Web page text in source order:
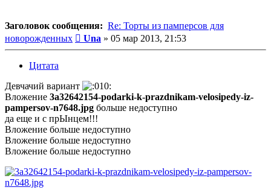
Заголовок сообщения: Re: Торты из памперсов для
новорожденных
Сообщение
Una » 05 мар 2013, 21:53
Цитата
Девчачий вариант
Вложение 3a32642154-podarki-k-prazdnikam-velosipedy-iz-
pampersov-n7648.jpg больше недоступно
да еще и с прЫнцем!!!
Вложение больше недоступно
Вложение больше недоступно
Вложение больше недоступно